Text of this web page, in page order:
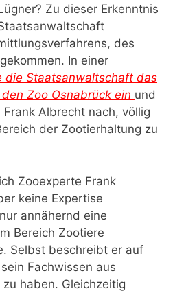
Zu dieser Erkenntnis
des
In einer
die Staatsanwaltschaft das
Zoo Osnabrück ein und
Albrecht nach, völlig
der Zootierhaltung zu
Zooexperte Frank
keine Expertise
annähernd eine
Bereich Zootiere
Selbst beschreibt er auf
Fachwissen aus
haben. Gleichzeitig